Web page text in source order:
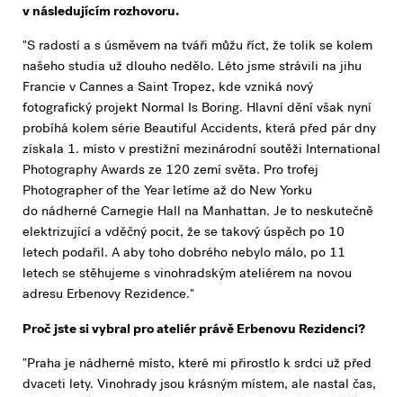
v následujícím rozhovoru.
"S radostí a s úsměvem na tváři můžu říct, že tolik se kolem
našeho studia už dlouho nedělo. Léto jsme strávili na jihu
Francie v Cannes a Saint Tropez, kde vzniká nový
fotografický projekt Normal Is Boring. Hlavní dění však nyní
probíhá kolem série Beautiful Accidents, která před pár dny
získala 1. místo v prestižní mezinárodní soutěži International
Photography Awards ze 120 zemí světa. Pro trofej
Photographer of the Year letíme až do New Yorku
do nádherné Carnegie Hall na Manhattan. Je to neskutečně
elektrizující a vděčný pocit, že se takový úspěch po 10
letech podařil. A aby toho dobrého nebylo málo, po 11
letech se stěhujeme s vinohradským ateliérem na novou
adresu Erbenovy Rezidence."
Proč jste si vybral pro ateliér právě Erbenovu Rezidenci?
"Praha je nádherné místo, které mi přirostlo k srdci už před
dvaceti lety. Vinohrady jsou krásným místem, ale nastal čas,